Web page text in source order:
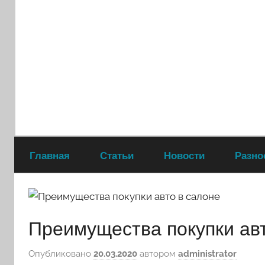
Главная Статьи Новости
Преимущества покупки
Опубликовано 20.03.2020 автором administrator